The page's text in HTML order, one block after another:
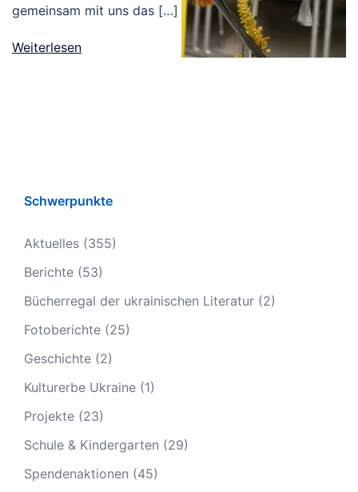
gemeinsam mit uns das […]
Weiterlesen
Schwerpunkte
Aktuelles (355)
Berichte (53)
Bücherregal der ukrainischen Literatur (2)
Fotoberichte (25)
Geschichte (2)
Kulturerbe Ukraine (1)
Projekte (23)
Schule & Kindergarten (29)
Spendenaktionen (45)